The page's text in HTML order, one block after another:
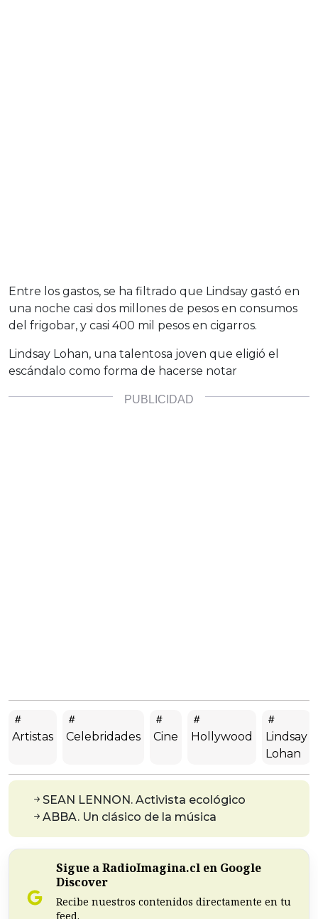
Entre los gastos, se ha filtrado que Lindsay gastó en
una noche casi dos millones de pesos en consumos
del frigobar, y casi 400 mil pesos en cigarros.
Lindsay Lohan, una talentosa joven que eligió el
escándalo como forma de hacerse notar
Artistas Celebridades Cine Hollywood
Lindsay
Lohan
SEAN LENNON. Activista ecológico
ABBA. Un clásico de la música
Sigue a RadioImagina.cl en Google
Discover
Recibe nuestros contenidos directamente en tu
feed.